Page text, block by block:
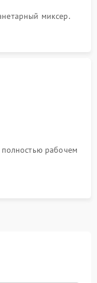
миксер.
рабочем